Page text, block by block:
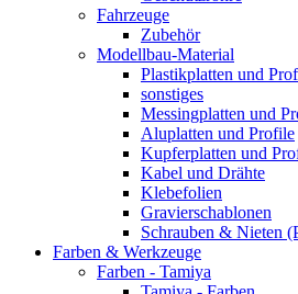
Fahrzeuge
Zubehör
Modellbau-Material
Plastikplatten und
sonstiges
Messingplatten und
Aluplatten und Profile
Kupferplatten und
Kabel und Drähte
Klebefolien
Gravierschablonen
Schrauben & Nieten
Farben & Werkzeuge
Farben - Tamiya